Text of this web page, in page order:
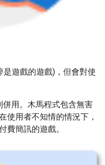
遊戲的遊戲)，但會對使
用。木馬程式包含無害
使用者不知情的情況下，
費簡訊的遊戲。